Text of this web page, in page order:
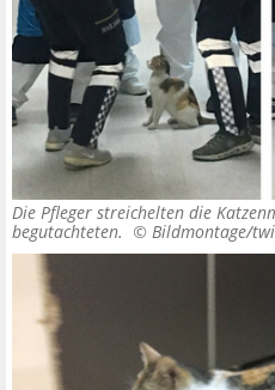
Die Pfleger streichelten die
begutachteten. © Bildmontage/